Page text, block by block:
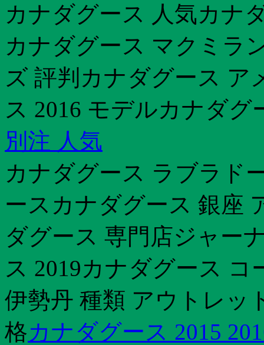
カナダグース 人気カナ
カナダグース マクミラ
ズ 評判カナダグース
ス 2016 モデルカナダグ
別注 人気
カナダグース ラブラド
ースカナダグース 銀座
ダグース 専門店ジャー
ス 2019カナダグース
伊勢丹 種類 アウトレッ
格カナダグース 2015